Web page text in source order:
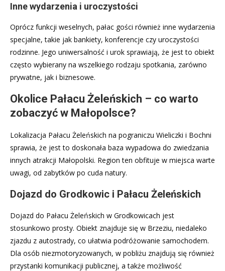
Inne wydarzenia i uroczystości
Oprócz funkcji weselnych, pałac gości również inne wydarzenia
specjalne, takie jak bankiety, konferencje czy uroczystości
rodzinne. Jego uniwersalność i urok sprawiają, że jest to obiekt
często wybierany na wszelkiego rodzaju spotkania, zarówno
prywatne, jak i biznesowe.
Okolice Pałacu Żeleńskich – co warto
zobaczyć w Małopolsce?
Lokalizacja Pałacu Żeleńskich na pograniczu Wieliczki i Bochni
sprawia, że jest to doskonała baza wypadowa do zwiedzania
innych atrakcji Małopolski. Region ten obfituje w miejsca warte
uwagi, od zabytków po cuda natury.
Dojazd do Grodkowic i Pałacu Żeleńskich
Dojazd do Pałacu Żeleńskich w Grodkowicach jest
stosunkowo prosty. Obiekt znajduje się w Brzeziu, niedaleko
zjazdu z autostrady, co ułatwia podróżowanie samochodem.
Dla osób niezmotoryzowanych, w pobliżu znajdują się również
przystanki komunikacji publicznej, a także możliwość